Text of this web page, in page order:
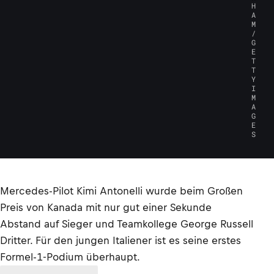
H
A
M
/
G
E
T
T
Y
I
M
A
G
E
S
Mercedes-Pilot Kimi Antonelli wurde beim Großen
Preis von Kanada mit nur gut einer Sekunde
Abstand auf Sieger und Teamkollege George Russell
Dritter. Für den jungen Italiener ist es seine erstes
Formel-1-Podium überhaupt.